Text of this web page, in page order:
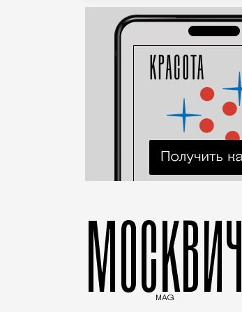
МОСКВИЧ
MAG